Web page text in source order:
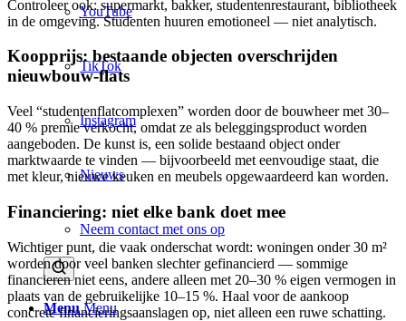
YouTube
TikTok
Instagram
Nieuws
Neem contact met ons op
Menu Menu
Controleer ook: supermarkt, bakker, studentenrestaurant, bibliotheek
in de omgeving. Studenten huuren emotioneel — niet analytisch.
Koopprijs: bestaande objecten overschrijden
nieuwbouw-flats
Veel “studentenflatcomplexen” worden door de bouwheer met 30–
40 % premie verkocht, omdat ze als beleggingsproduct worden
aangeboden. De kunst is, een solide bestaand object onder
marktwaarde te vinden — bijvoorbeeld met eenvoudige staat, die
met kleur, nieuwe keuken en meubels opgewaardeerd kan worden.
Financiering: niet elke bank doet mee
Wichtiger punt, die vaak onderschat wordt: woningen onder 30 m²
worden door veel banken slechter gefinancierd — sommige
financieren niet eens, andere alleen met 20–30 % eigen vermogen in
plaats van de gebruikelijke 10–15 %. Haal voor de aankoop
concrete financieringsaanslagen op, niet alleen een ruwe schatting.